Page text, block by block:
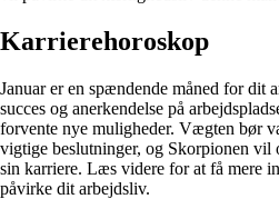
Karrierehoroskop
Januar er en spændende måned for dit
succes og anerkendelse på
forvente nye muligheder. Vægten bør
vigtige beslutninger, og Skorpionen
sin karriere. Læs videre for at få mere
påvirke dit arbejdsliv.